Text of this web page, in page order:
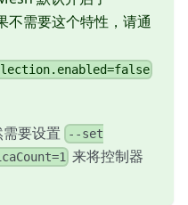
不需要这个特性，请通
需要设置 --set
来将控制器